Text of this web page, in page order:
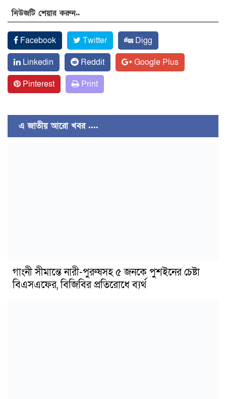
নিউজটি শেয়ার করুন..
Facebook Twitter
Digg
Linkedin
Reddit
Google Plus
Pinterest
Print
এ জাতীয় আরো খবর ....
গাংনী সীমান্তে নারী-পুরুষসহ ৫ জনকে পুশইনের চেষ্টা
বিএসএফের, বিজিবির প্রতিরোধে ব্যর্থ